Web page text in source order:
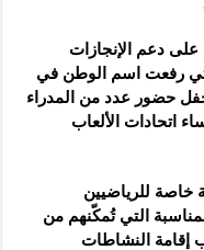
دعم الإنجازات
التي رفعت اسم الوطن في
حضور عدد من المدراء
اتحادات الألعاب
خاصة للرياضيين
التي تُمكّنهم من
إقامة النشاطات